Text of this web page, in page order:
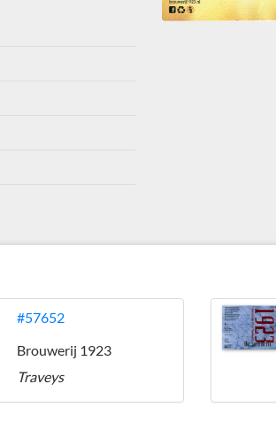
#57652
Brouwerij 1923
Traveys